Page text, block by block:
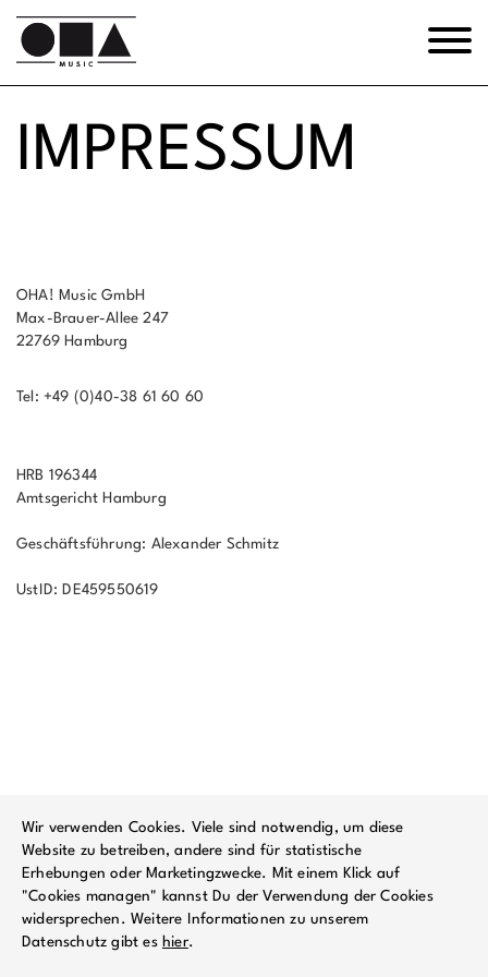
IMPRESSUM
OHA! Music GmbH
Max-Brauer-Allee 247
22769 Hamburg
Tel: +49 (0)40-38 61 60 60
HRB 196344
Amtsgericht Hamburg
Geschäftsführung: Alexander Schmitz
UstID: DE459550619
Wir verwenden Cookies. Viele sind notwendig, um diese
Website zu betreiben, andere sind für statistische
Erhebungen oder Marketingzwecke. Mit einem Klick auf
"Cookies managen" kannst Du der Verwendung der Cookies
widersprechen. Weitere Informationen zu unserem
Datenschutz gibt es hier.